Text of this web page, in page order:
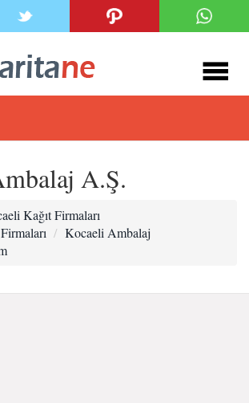
A.Ş.
Kağıt Firmaları
Kocaeli Ambalaj